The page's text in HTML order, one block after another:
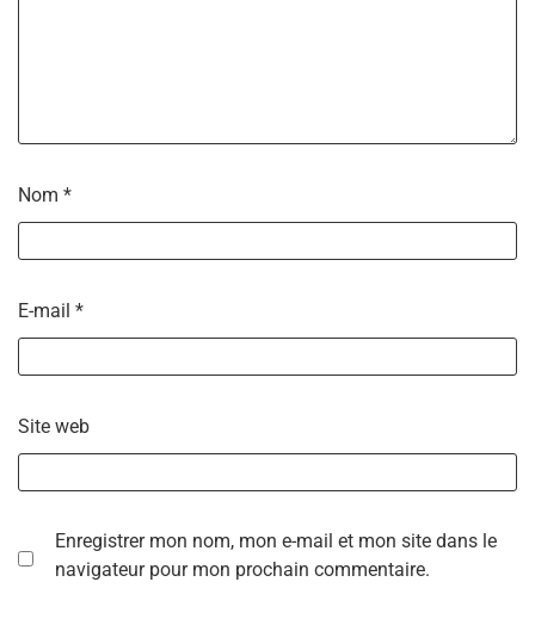
Nom *
E-mail *
Site web
Enregistrer mon nom, mon e-mail et mon site dans le
navigateur pour mon prochain commentaire.